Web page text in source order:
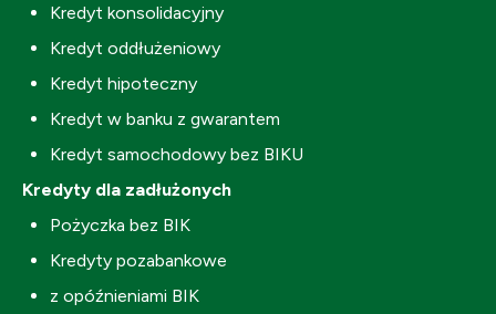
Kredyt konsolidacyjny
Kredyt oddłużeniowy
Kredyt hipoteczny
Kredyt w banku z gwarantem
Kredyt samochodowy bez BIKU
Kredyty dla zadłużonych
Pożyczka bez BIK
Kredyty pozabankowe
z opóźnieniami BIK